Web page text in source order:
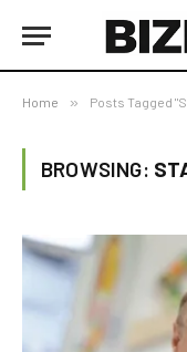
Home » Posts Tagged
BROWSING: